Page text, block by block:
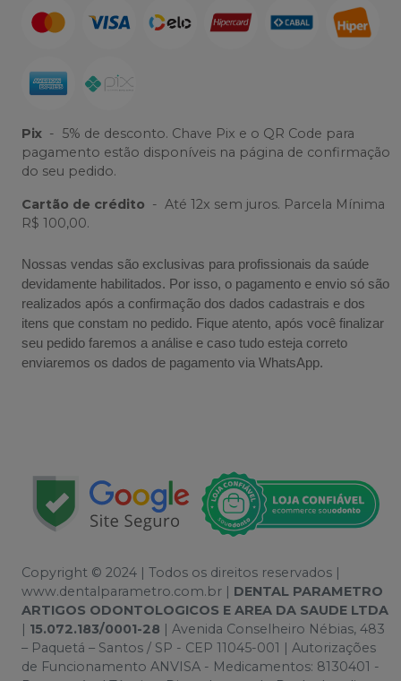
Pix - 5% de desconto. Chave Pix e o QR Code para
pagamento estão disponíveis na página de confirmação
do seu pedido.
Cartão de crédito - Até 12x sem juros. Parcela Mínima
R$ 100,00.
Nossas vendas são exclusivas para profissionais da saúde
devidamente habilitados. Por isso, o pagamento e envio só são
realizados após a confirmação dos dados cadastrais e dos
itens que constam no pedido. Fique atento, após você finalizar
seu pedido faremos a análise e caso tudo esteja correto
enviaremos os dados de pagamento via WhatsApp.
Copyright © 2024 | Todos os direitos reservados |
www.dentalparametro.com.br | DENTAL PARAMETRO
ARTIGOS ODONTOLOGICOS E AREA DA SAUDE LTDA
| 15.072.183/0001-28 | Avenida Conselheiro Nébias, 483
– Paquetá – Santos / SP - CEP 11045-001 | Autorizações
de Funcionamento ANVISA - Medicamentos: 8130401 -